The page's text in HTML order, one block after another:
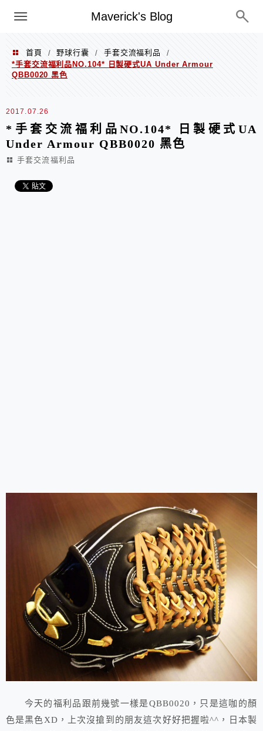
Maverick's Blog
Menu
首頁 / 野球行囊 / 手套交流福利品
/
*手套交流福利品NO.104* 日製硬式UA Under Armour
QBB0020 黑色
2017.07.26
*手套交流福利品NO.104* 日製硬式UA
Under Armour QBB0020 黑色
手套交流福利品
今天的福利品跟前幾號一樣是QBB0020，只是這咖的顏
色是黑色XD，上次沒搶到的朋友這次好好把握啦^^，日本製